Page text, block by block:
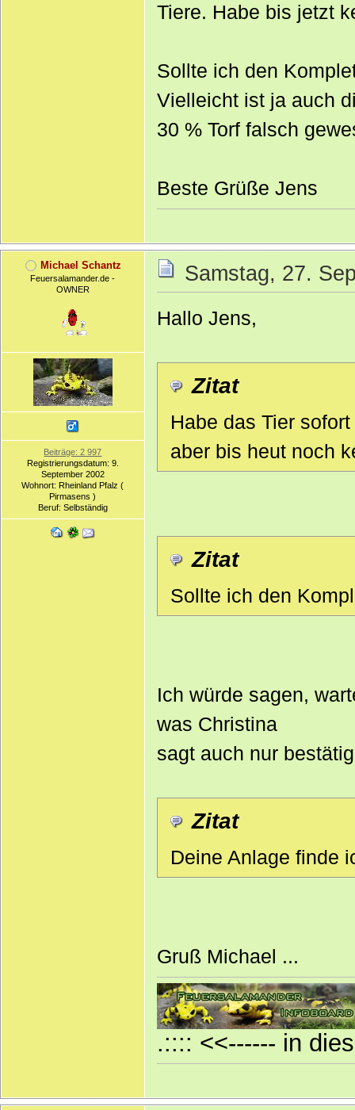
Tiere. Habe bis jetzt
Sollte ich den
Vielleicht ist ja auch
30 % Torf falsch
Beste Grüße Jens
Michael Schantz
Feuersalamander.de -
OWNER
Beiträge: 2 997
Registrierungsdatum: 9.
September 2002
Wohnort: Rheinland Pfalz (
Pirmasens )
Beruf: Selbständig
Samstag, 27.
Hallo Jens,
Zitat
Habe das Tier
aber bis heut noch
Zitat
Sollte ich den
Ich würde sagen,
was Christina
sagt auch nur
Zitat
Deine Anlage finde
Gruß Michael ...
.:::: <<------ in